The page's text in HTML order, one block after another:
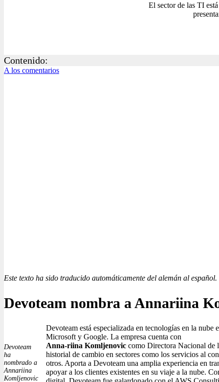
El sector de las TI
Contenido:
A los comentarios
Este texto ha sido traducido automáticamente del alemán al español.
Devoteam nombra a Annariina
Devoteam
ha
nombrado a
Annariina
Komljenovic
Devoteam está especializada en tecnologías en la
Microsoft y Google. La empresa cuenta con
Anna-riina Komljenovic como Directora Nacional de
historial de cambio en sectores como los servicios al
otros. Aporta a Devoteam una amplia experiencia en
apoyar a los clientes existentes en su viaje a la nube.